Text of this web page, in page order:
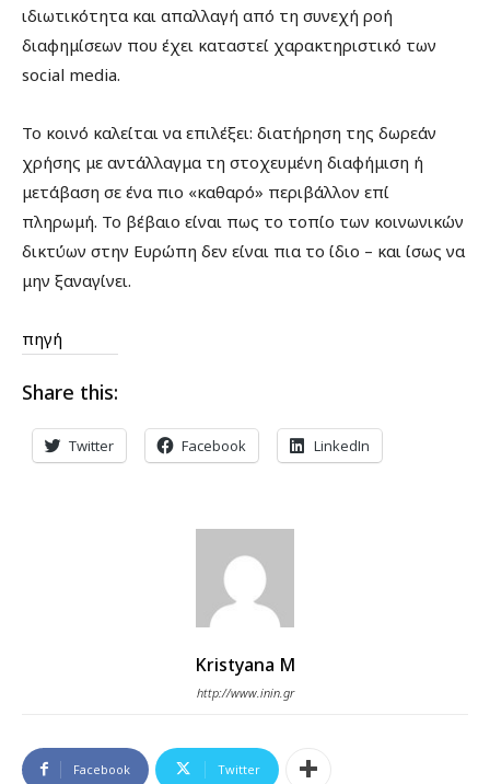
ιδιωτικότητα και απαλλαγή από τη συνεχή ροή
διαφημίσεων που έχει καταστεί χαρακτηριστικό των
social media.
Το κοινό καλείται να επιλέξει: διατήρηση της δωρεάν
χρήσης με αντάλλαγμα τη στοχευμένη διαφήμιση ή
μετάβαση σε ένα πιο «καθαρό» περιβάλλον επί
πληρωμή. Το βέβαιο είναι πως το τοπίο των κοινωνικών
δικτύων στην Ευρώπη δεν είναι πια το ίδιο – και ίσως να
μην ξαναγίνει.
πηγή
Share this:
Twitter Facebook LinkedIn
Kristyana M
http://www.inin.gr
Facebook Twitter